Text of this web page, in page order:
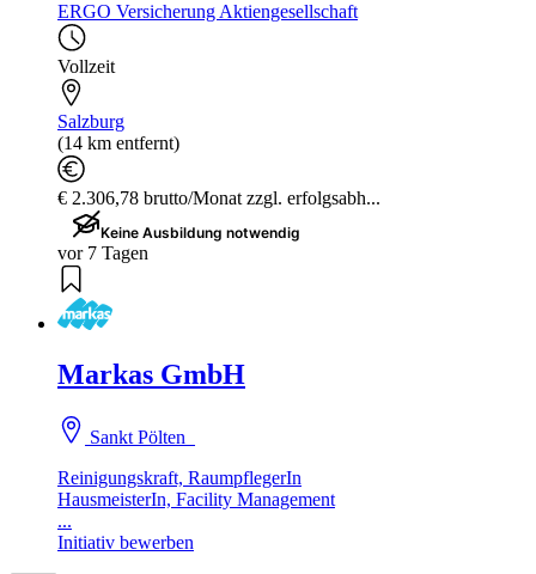
ERGO Versicherung Aktiengesellschaft
Vollzeit
Salzburg
(14 km entfernt)
€ 2.306,78 brutto/Monat zzgl. erfolgsabh...
Keine Ausbildung notwendig
vor 7 Tagen
Markas GmbH
Sankt Pölten
Reinigungskraft, RaumpflegerIn
HausmeisterIn, Facility Management
...
Initiativ bewerben